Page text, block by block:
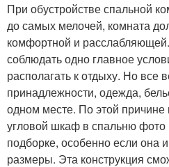
При обустройстве спальной
до самых мелочей, комната
комфортной и
соблюдать одно главное
располагать к отдыху. Но все
принадлежности, одежда,
одном месте. По этой причине
угловой шкаф в спальню фото
подборке, особенно если она
размеры. Эта конструкция